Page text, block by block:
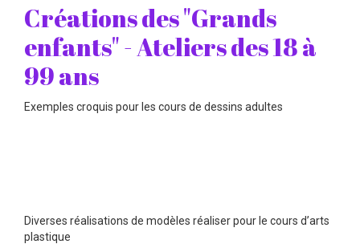
Créations des "Grands
enfants" - Ateliers des 18 à
99 ans
Exemples croquis pour les cours de dessins adultes
Diverses réalisations de modèles réaliser pour le cours d’arts
plastique